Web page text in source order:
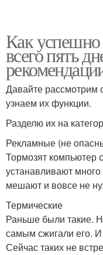
Как успешно
всего пять
Давайте
узнаем их функции.
Разделю их на
Рекламные (не
Тормозят компьютер
устанавливают
мешают и вовсе не
Термические
Раньше были такие.
самым сжигали его.
Сейчас таких не